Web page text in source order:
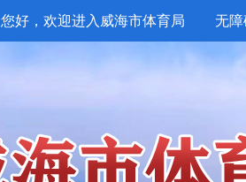
您好，欢迎进入威海市体育局 无